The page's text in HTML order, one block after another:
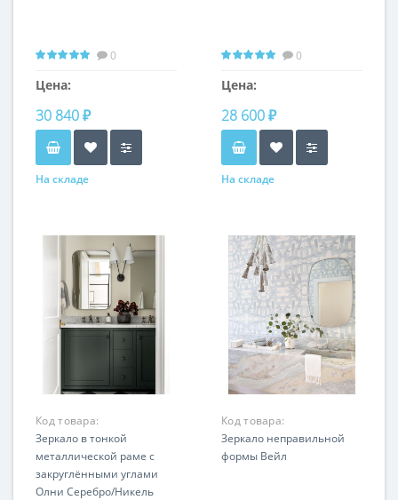
0
Цена:
30 840 ₽
На складе
0
Цена:
28 600 ₽
На складе
Код товара:
DWM040824PND
Зеркало в тонкой
металлической раме с
закруглёнными углами
Олни Серебро/Никель
Код товара:
DWM240333PND
Зеркало неправильной
формы Вейл